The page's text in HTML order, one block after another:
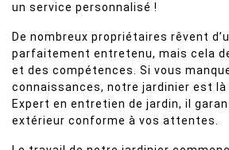
un service personnalisé !
De nombreux propriétaires rêvent
parfaitement entretenu, mais cela
et des compétences. Si vous
connaissances, notre jardinier est là
Expert en entretien de jardin, il
extérieur conforme à vos attentes.